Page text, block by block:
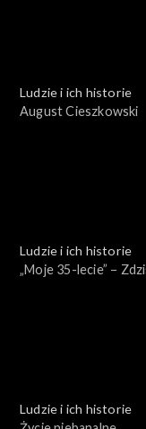
Ludzie i ich historie
August Cieszkowski
Ludzie i ich historie
„Moje 35-lecie” −
Ludzie i ich historie